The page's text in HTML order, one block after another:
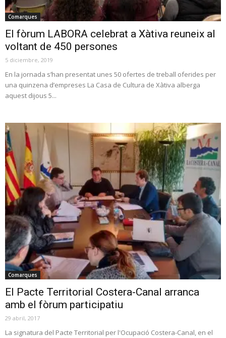
Comarques
El fòrum LABORA celebrat a Xàtiva reuneix al
voltant de 450 persones
5 diciembre, 2019
En la jornada s’han presentat unes 50 ofertes de treball oferides per
una quinzena d’empreses La Casa de Cultura de Xàtiva alberga
aquest dijous 5...
Comarques
El Pacte Territorial Costera-Canal arranca
amb el fòrum participatiu
29 abril, 2017
La signatura del Pacte Territorial per l'Ocupació Costera-Canal, en el